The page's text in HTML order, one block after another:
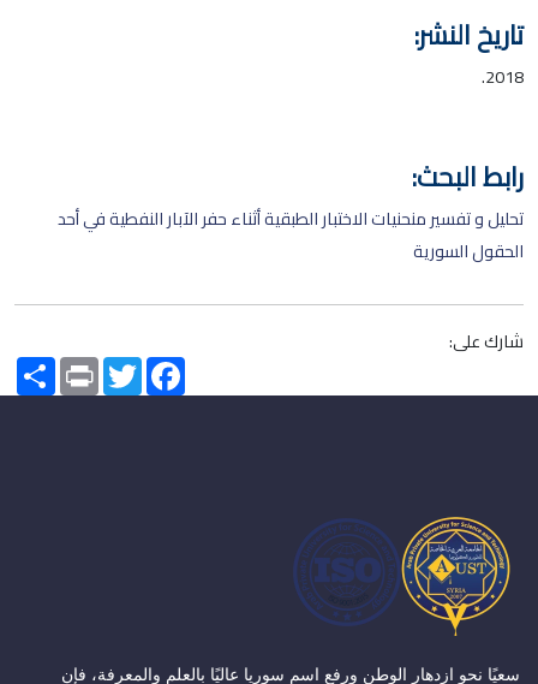
تاريخ النشر:
2018.
رابط البحث:
تحليل و تفسير منحنيات الاختبار الطبقية أثناء حفر الآبار النفطية في أحد
الحقول السورية
شارك على:
Share PrintTwitterFacebook
سعيًا نحو ازدهار الوطن ورفع اسم سوريا عاليًا بالعلم والمعرفة، فإن